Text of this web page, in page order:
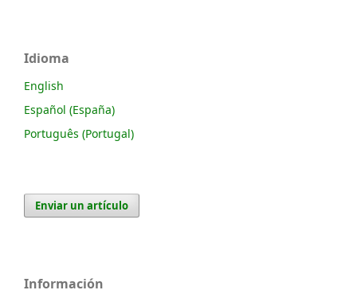
Idioma
English
Español (España)
Português (Portugal)
Enviar un artículo
Información